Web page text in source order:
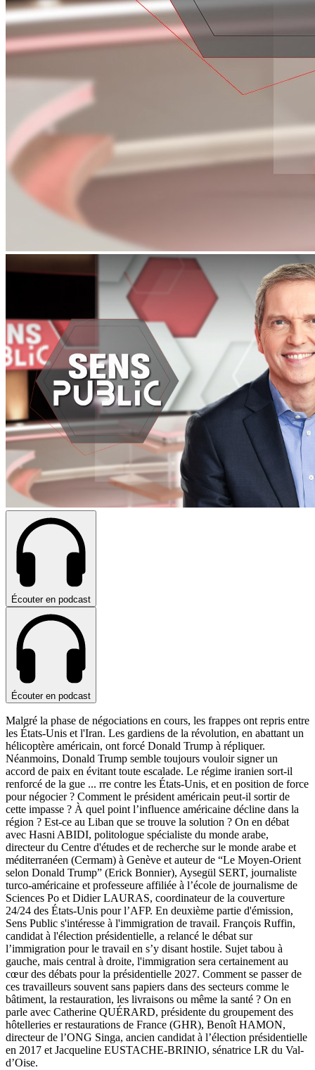
Écouter en podcast
Écouter en podcast
Malgré la phase de négociations en cours, les frappes ont repris entre
les États-Unis et l'Iran. Les gardiens de la révolution, en abattant un
hélicoptère américain, ont forcé Donald Trump à répliquer.
Néanmoins, Donald Trump semble toujours vouloir signer un
accord de paix en évitant toute escalade. Le régime iranien sort-il
renforcé de la gue ... rre contre les États-Unis, et en position de force
pour négocier ? Comment le président américain peut-il sortir de
cette impasse ? À quel point l’influence américaine décline dans la
région ? Est-ce au Liban que se trouve la solution ? On en débat
avec Hasni ABIDI, politologue spécialiste du monde arabe,
directeur du Centre d'études et de recherche sur le monde arabe et
méditerranéen (Cermam) à Genève et auteur de “Le Moyen-Orient
selon Donald Trump” (Erick Bonnier), Aysegül SERT, journaliste
turco-américaine et professeure affiliée à l’école de journalisme de
Sciences Po et Didier LAURAS, coordinateur de la couverture
24/24 des États-Unis pour l’AFP. En deuxième partie d'émission,
Sens Public s'intéresse à l'immigration de travail. François Ruffin,
candidat à l'élection présidentielle, a relancé le débat sur
l’immigration pour le travail en s’y disant hostile. Sujet tabou à
gauche, mais central à droite, l'immigration sera certainement au
cœur des débats pour la présidentielle 2027. Comment se passer de
ces travailleurs souvent sans papiers dans des secteurs comme le
bâtiment, la restauration, les livraisons ou même la santé ? On en
parle avec Catherine QUÉRARD, présidente du groupement des
hôtelleries er restaurations de France (GHR), Benoît HAMON,
directeur de l’ONG Singa, ancien candidat à l’élection présidentielle
en 2017 et Jacqueline EUSTACHE-BRINIO, sénatrice LR du Val-
d’Oise.